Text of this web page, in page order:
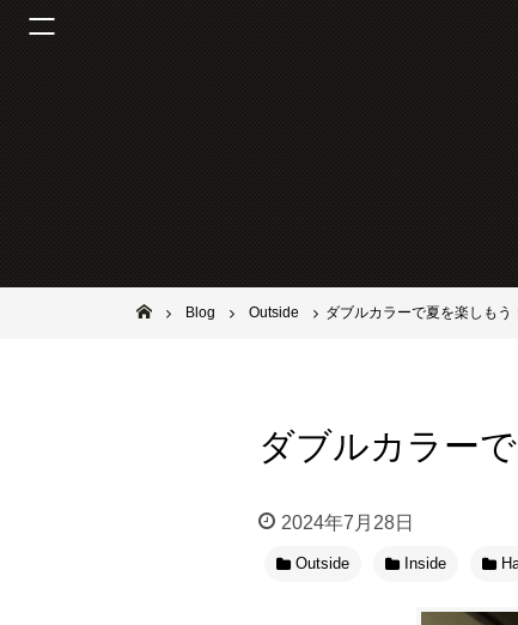
池田市石橋の美容室ならヘアサロンSolana（ソラーナ）
Blog Outside ダブルカラーで夏を楽しもう
ダブルカラー
2024年7月28日
Outside Inside